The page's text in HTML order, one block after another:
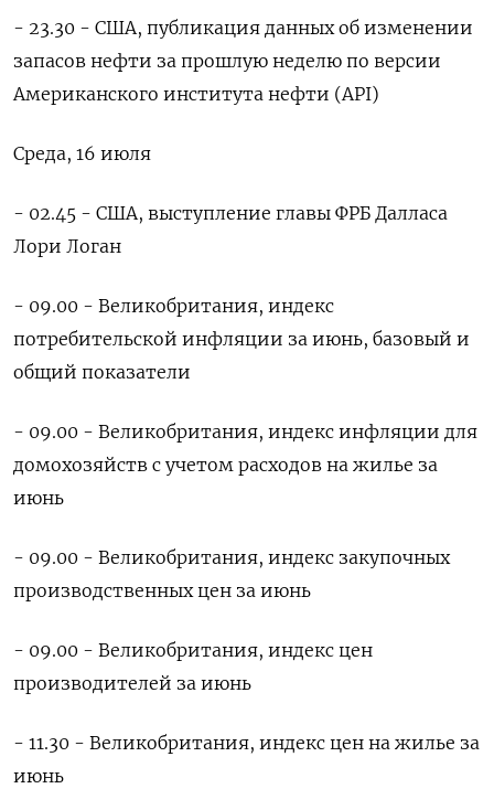
- 23.30 - США, публикация данных об изменении
запасов нефти за прошлую неделю по версии
Американского института нефти (API)
Среда, 16 июля
- 02.45 - США, выступление главы ФРБ Далласа
Лори Логан
- 09.00 - Великобритания, индекс
потребительской инфляции за июнь, базовый и
общий показатели
- 09.00 - Великобритания, индекс инфляции для
домохозяйств с учетом расходов на жилье за
июнь
- 09.00 - Великобритания, индекс закупочных
производственных цен за июнь
- 09.00 - Великобритания, индекс цен
производителей за июнь
- 11.30 - Великобритания, индекс цен на жилье за
июнь